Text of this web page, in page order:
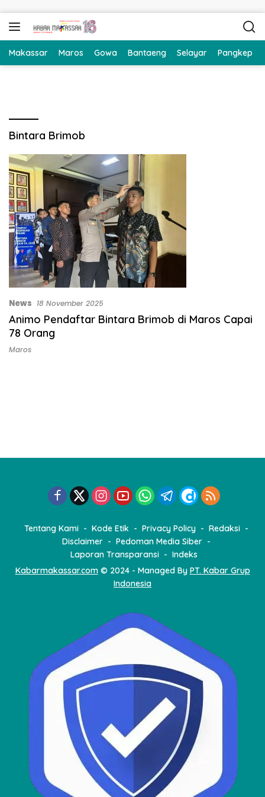
Makassar Maros Gowa Bantaeng Selayar Pangkep
Bintara Brimob
News 18 November 2025
Animo Pendaftar Bintara Brimob di Maros Capai
78 Orang
Maros
Tentang Kami Kode Etik Privacy Policy
Redaksi
Disclaimer
Pedoman Media Siber
Laporan Transparansi
Indeks
Kabarmakassar.com© 2024 - Managed By PT. Kabar Grup
Indonesia